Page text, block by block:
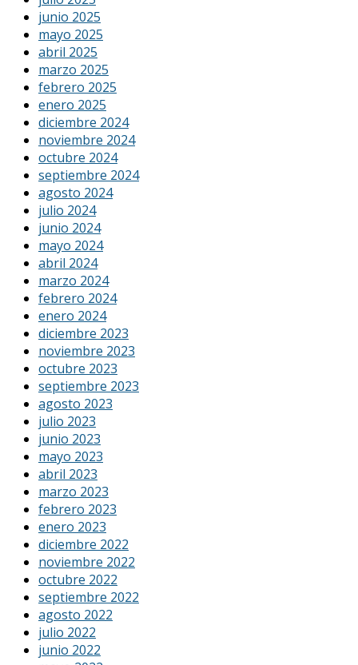
junio 2025
mayo 2025
abril 2025
marzo 2025
febrero 2025
enero 2025
diciembre 2024
noviembre 2024
octubre 2024
septiembre 2024
agosto 2024
julio 2024
junio 2024
mayo 2024
abril 2024
marzo 2024
febrero 2024
enero 2024
diciembre 2023
noviembre 2023
octubre 2023
septiembre 2023
agosto 2023
julio 2023
junio 2023
mayo 2023
abril 2023
marzo 2023
febrero 2023
enero 2023
diciembre 2022
noviembre 2022
octubre 2022
septiembre 2022
agosto 2022
julio 2022
junio 2022